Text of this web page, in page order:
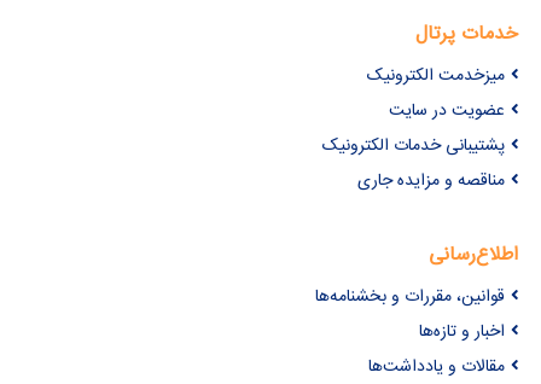
خدمات پرتال
میزخدمت الکترونیک
عضویت در سایت
پشتیبانی خدمات الکترونیک
مناقصه و مزایده جاری
اطلاع‌رسانی
قوانین، مقررات و بخشنامه‌ها
اخبار و تازه‌ها
مقالات و یادداشت‌ها